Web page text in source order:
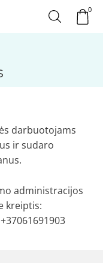
0
darbuotojams
ir sudaro
administracijos
kreiptis: